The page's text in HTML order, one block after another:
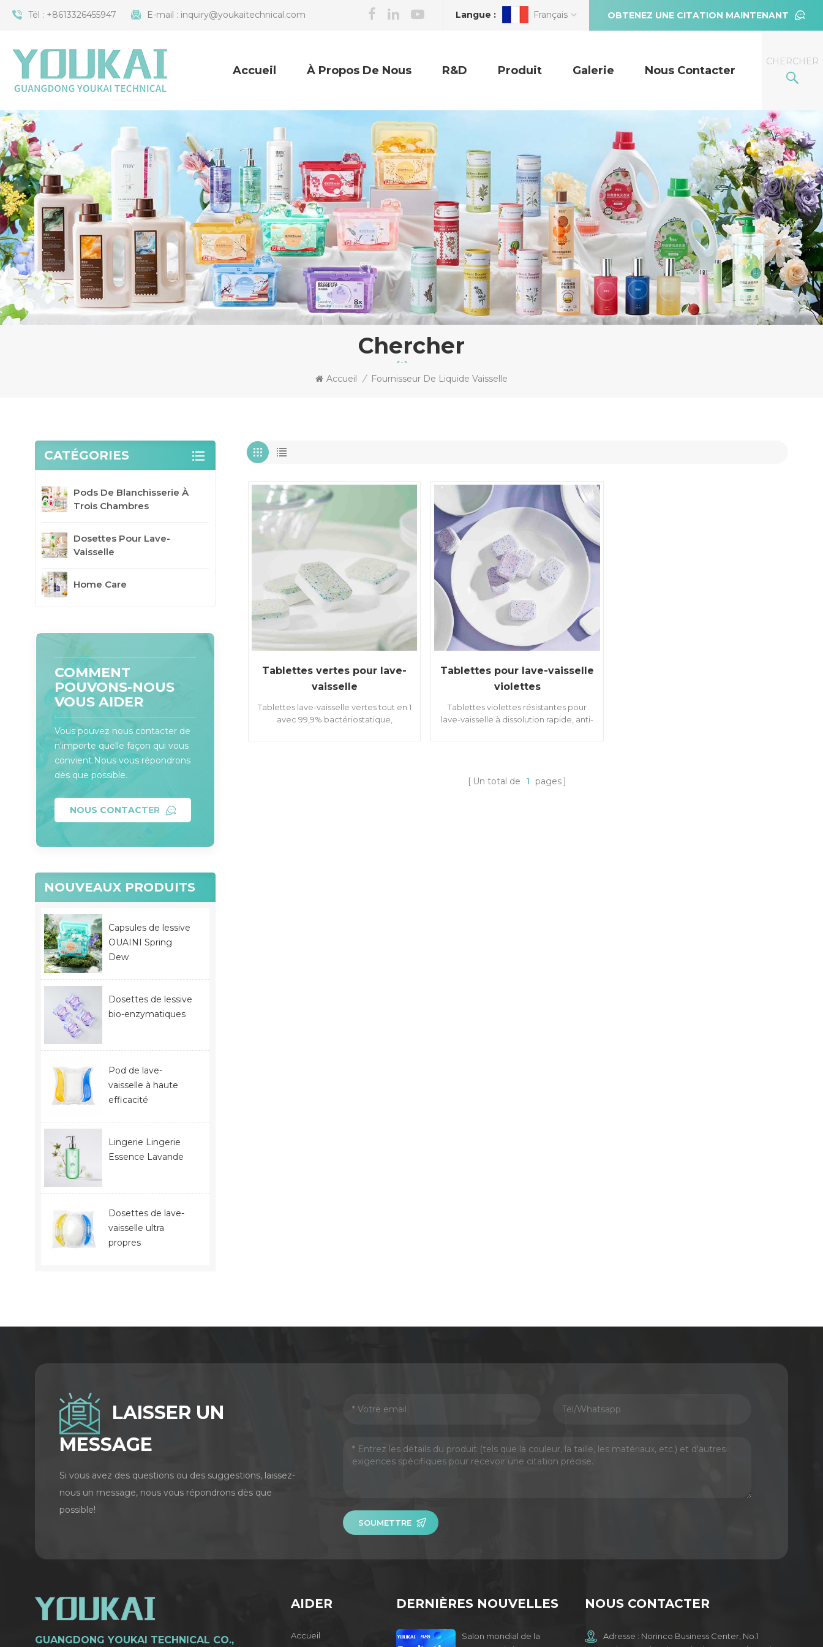
Tél : +8613326455947 E-mail : inquiry@youkaitechnical.com OBTENEZ UNE CITATION MAINTENANT
Langue : Français
CHERCHER
Accueil À Propos De Nous R&D Produit Galerie Nous Contacter
Chercher
Accueil / Fournisseur De Liquide Vaisselle
Tablettes vertes pour lave-
vaisselle
Tablettes lave-vaisselle vertes tout en 1
avec 99,9% bactériostatique,
Tablettes pour lave-vaisselle
violettes
Tablettes violettes résistantes pour
lave-vaisselle à dissolution rapide, anti-
Un total de 1 pages
CATÉGORIES
Pods De Blanchisserie À
Trois Chambres
Dosettes Pour Lave-
Vaisselle
Home Care
COMMENT
POUVONS-NOUS
VOUS AIDER
Vous pouvez nous contacter de
n'importe quelle façon qui vous
convient.Nous vous répondrons
dès que possible.
NOUS CONTACTER
NOUVEAUX PRODUITS
Capsules de lessive
OUAINI Spring
Dew
Dosettes de lessive
bio-enzymatiques
Pod de lave-
vaisselle à haute
efficacité
Lingerie Lingerie
Essence Lavande
Dosettes de lave-
vaisselle ultra
propres
LAISSER UN
MESSAGE
Si vous avez des questions ou des suggestions, laissez-
nous un message, nous vous répondrons dès que
possible!
SOUMETTRE
GUANGDONG YOUKAI TECHNICAL CO.,
NOUS CONTACTER
Adresse : Norinco Business Center, No.1
AIDER
Accueil
DERNIÈRES NOUVELLES
Salon mondial de la